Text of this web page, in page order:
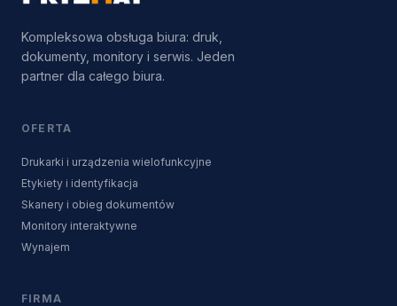
Kompleksowa obsługa biura: druk,
dokumenty, monitory i serwis. Jeden
partner dla całego biura.
OFERTA
Drukarki i urządzenia wielofunkcyjne
Etykiety i identyfikacja
Skanery i obieg dokumentów
Monitory interaktywne
Wynajem
FIRMA